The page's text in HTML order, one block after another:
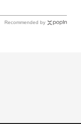
Recommended by